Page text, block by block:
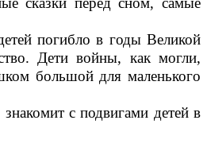
погибло в годы Великой
Дети войны, как могли,
большой для маленького
с подвигами детей в